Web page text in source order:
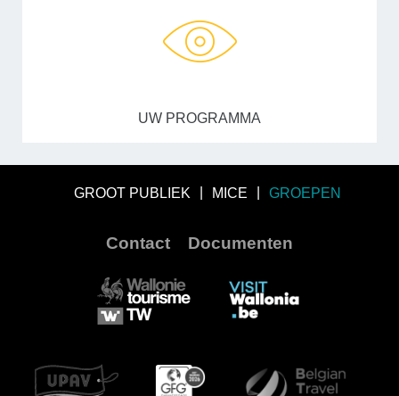
UW PROGRAMMA
GROOT PUBLIEK MICE GROEPEN
Contact Documenten